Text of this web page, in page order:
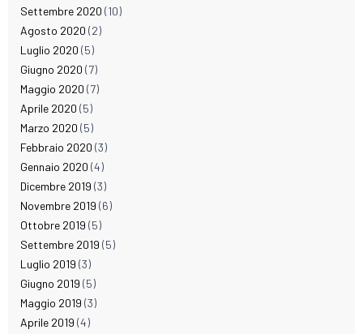
Settembre 2020 (10)
Agosto 2020 (2)
Luglio 2020 (5)
Giugno 2020 (7)
Maggio 2020 (7)
Aprile 2020 (5)
Marzo 2020 (5)
Febbraio 2020 (3)
Gennaio 2020 (4)
Dicembre 2019 (3)
Novembre 2019 (6)
Ottobre 2019 (5)
Settembre 2019 (5)
Luglio 2019 (3)
Giugno 2019 (5)
Maggio 2019 (3)
Aprile 2019 (4)